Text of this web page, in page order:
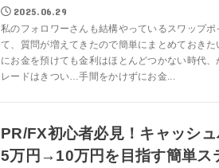
2025.06.29
私のフォロワーさんも結構やっているスワップポ
て、質問が増えてきたので簡単にまとめておき
にお金を預けても金利はほとんどつかない時代、
レードはきつい…手間をかけずにお金...
PR/FX初心者必見！キャッシ
5万円→10万円を目指す簡単ス